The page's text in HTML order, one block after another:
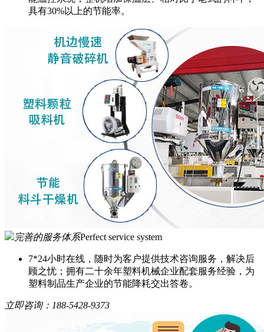
具有30%以上的节能率。
完善的服务体系Perfect service system
7*24小时在线，随时为客户提供技术咨询服务，解决后
顾之忧；拥有二十余年塑料机械企业配套服务经验，为
塑料制品生产企业的节能降耗交出答卷。
立即咨询： 188-5428-9373